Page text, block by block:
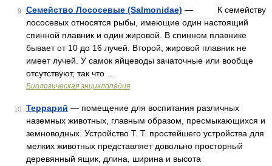
9 Семейство Лососевые (Salmonidae) — К семейству
лососевых относятся рыбы, имеющие один настоящий
спинной плавник и один жировой. В спинном плавнике
бывает от 10 до 16 лучей. Второй, жировой плавник не
имеет лучей. У самок яйцеводы зачаточные или вообще
отсутствуют, так что …
Биологическая энциклопедия
10 Террарий — помещение для воспитания различных
наземных животных, главным образом, пресмыкающихся и
земноводных. Устройство Т. Т. простейшего устройства для
мелких животных представляет довольно просторный
деревянный ящик, длина, ширина и высота